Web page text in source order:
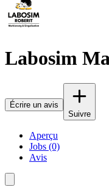
Labosim
Écrire un avis
Suivre
Aperçu
Jobs (0)
Avis